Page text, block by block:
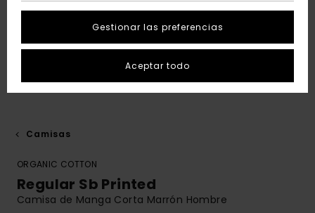
Camisas
ORGANIC COTTON
Regular Sb Printed
Camisa de Manga Corta Marrón Hombre
Gestionar las preferencias
Aceptar todo